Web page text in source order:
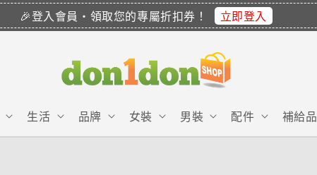
🎉登入會員・領取您的專屬折扣券！ 立即登入
生活 品牌 女裝 男裝 配件 補給品